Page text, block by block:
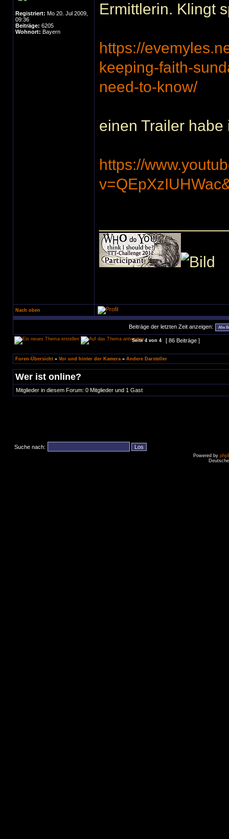
Registriert: Mo 20. Jul 2009,
09:36
Beiträge: 6205
Wohnort: Bayern
Ermittlerin. Klingt
https://
keeping-faith-
need-to-know/
einen Trailer
https://
Nach oben
Beiträge der letzten Zeit anzeigen:
Seite4 von 4 [ 86 Beiträge ]
Foren-Übersicht » Vor und hinter der Kamera » Andere Darsteller
Wer ist online?
Mitglieder in diesem Forum: 0 Mitglieder und 1 Gast
Suche nach:
Powered by